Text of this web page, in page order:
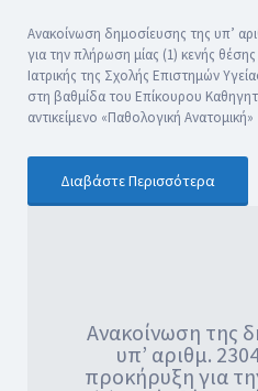
Ανακοίνωση δημοσίευσης της υπ’
για την πλήρωση μίας (1) κενής
Ιατρικής της Σχολής Επιστημών
στη βαθμίδα του Επίκουρου
αντικείμενο «Παθολογική Ανατομική»
Διαβάστε Περισσότερα
Ανακοίνωση της
υπ’ αριθμ.
προκήρυξη για